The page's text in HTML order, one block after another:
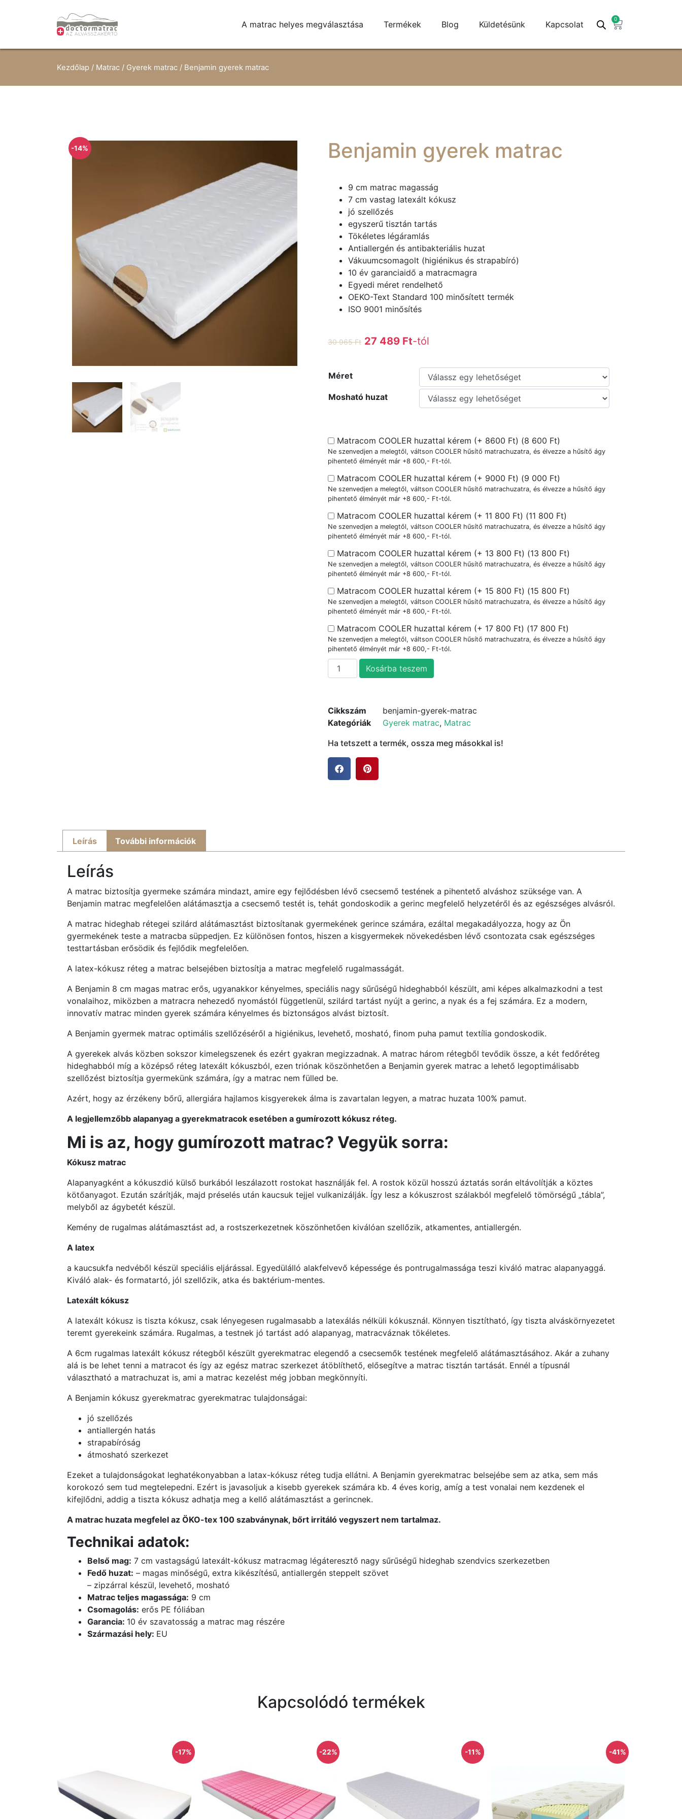
A matrac helyes megválasztása Termékek Blog Küldetésünk Kapcsolat
0
Kezdőlap / Matrac / Gyerek matrac / Benjamin gyerek matrac
-14% Benjamin gyerek matrac
9 cm matrac magasság
7 cm vastag latexált kókusz
jó szellőzés
egyszerű tisztán tartás
Tökéletes légáramlás
Antiallergén és antibakteriális huzat
Vákuumcsomagolt (higiénikus és strapabíró)
10 év garanciaidő a matracmagra
Egyedi méret rendelhető
OEKO-Text Standard 100 minősített termék
ISO 9001 minősítés
30 965Ft 27 489 Ft-tól
Méret
Mosható huzat
Matracom COOLER huzattal kérem (+ 8600 Ft) (8 600 Ft)
Ne szenvedjen a melegtől, váltson COOLER hűsítő matrachuzatra, és élvezze a hűsítő ágy
pihentető élményét már +8 600,- Ft-tól.
Matracom COOLER huzattal kérem (+ 9000 Ft) (9 000 Ft)
Ne szenvedjen a melegtől, váltson COOLER hűsítő matrachuzatra, és élvezze a hűsítő ágy
pihentető élményét már +8 600,- Ft-tól.
Matracom COOLER huzattal kérem (+ 11 800 Ft) (11 800 Ft)
Ne szenvedjen a melegtől, váltson COOLER hűsítő matrachuzatra, és élvezze a hűsítő ágy
pihentető élményét már +8 600,- Ft-tól.
Matracom COOLER huzattal kérem (+ 13 800 Ft) (13 800 Ft)
Ne szenvedjen a melegtől, váltson COOLER hűsítő matrachuzatra, és élvezze a hűsítő ágy
pihentető élményét már +8 600,- Ft-tól.
Matracom COOLER huzattal kérem (+ 15 800 Ft) (15 800 Ft)
Ne szenvedjen a melegtől, váltson COOLER hűsítő matrachuzatra, és élvezze a hűsítő ágy
pihentető élményét már +8 600,- Ft-tól.
Matracom COOLER huzattal kérem (+ 17 800 Ft) (17 800 Ft)
Ne szenvedjen a melegtől, váltson COOLER hűsítő matrachuzatra, és élvezze a hűsítő ágy
pihentető élményét már +8 600,- Ft-tól.
Kosárba teszem
Cikkszám
benjamin-gyerek-matrac
Kategóriák
Gyerek matrac, Matrac
Ha tetszett a termék, ossza meg másokkal is!
Leírás További információk
Leírás
A matrac biztosítja gyermeke számára mindazt, amire egy fejlődésben lévő csecsemő testének a pihentető alváshoz szüksége van. A
Benjamin matrac megfelelően alátámasztja a csecsemő testét is, tehát gondoskodik a gerinc megfelelő helyzetéről és az egészséges alvásról.
A matrac hideghab rétegei szilárd alátámasztást biztosítanak gyermekének gerince számára, ezáltal megakadályozza, hogy az Ön
gyermekének teste a matracba süppedjen. Ez különösen fontos, hiszen a kisgyermekek növekedésben lévő csontozata csak egészséges
testtartásban erősödik és fejlődik megfelelően.
A latex-kókusz réteg a matrac belsejében biztosítja a matrac megfelelő rugalmasságát.
A Benjamin 8 cm magas matrac erős, ugyanakkor kényelmes, speciális nagy sűrűségű hideghabból készült, ami képes alkalmazkodni a test
vonalaihoz, miközben a matracra nehezedő nyomástól függetlenül, szilárd tartást nyújt a gerinc, a nyak és a fej számára. Ez a modern,
innovatív matrac minden gyerek számára kényelmes és biztonságos alvást biztosít.
A Benjamin gyermek matrac optimális szellőzéséről a higiénikus, levehető, mosható, finom puha pamut textília gondoskodik.
A gyerekek alvás közben sokszor kimelegszenek és ezért gyakran megizzadnak. A matrac három rétegből tevődik össze, a két fedőréteg
hideghabból míg a középső réteg latexált kókuszból, ezen triónak köszönhetően a Benjamin gyerek matrac a lehető legoptimálisabb
szellőzést biztosítja gyermekünk számára, így a matrac nem fülled be.
Azért, hogy az érzékeny bőrű, allergiára hajlamos kisgyerekek álma is zavartalan legyen, a matrac huzata 100% pamut.
A legjellemzőbb alapanyag a gyerekmatracok esetében a gumírozott kókusz réteg.
Mi is az, hogy gumírozott matrac? Vegyük sorra:
Kókusz matrac
Alapanyagként a kókuszdió külső burkából leszálazott rostokat használják fel. A rostok közül hosszú áztatás során eltávolítják a köztes
kötőanyagot. Ezután szárítják, majd préselés után kaucsuk tejjel vulkanizálják. Így lesz a kókuszrost szálakból megfelelő tömörségű „tábla”,
melyből az ágybetét készül.
Kemény de rugalmas alátámasztást ad, a rostszerkezetnek köszönhetően kiválóan szellőzik, atkamentes, antiallergén.
A latex
a kaucsukfa nedvéből készül speciális eljárással. Egyedülálló alakfelvevő képessége és pontrugalmassága teszi kiváló matrac alapanyaggá.
Kiváló alak- és formatartó, jól szellőzik, atka és baktérium-mentes.
Latexált kókusz
A latexált kókusz is tiszta kókusz, csak lényegesen rugalmasabb a latexálás nélküli kókusznál. Könnyen tisztítható, így tiszta alváskörnyezetet
teremt gyerekeink számára. Rugalmas, a testnek jó tartást adó alapanyag, matracváznak tökéletes.
A 6cm rugalmas latexált kókusz rétegből készült gyerekmatrac elegendő a csecsemők testének megfelelő alátámasztásához. Akár a zuhany
alá is be lehet tenni a matracot és így az egész matrac szerkezet átöblíthető, elősegítve a matrac tisztán tartását. Ennél a típusnál
választható a matrachuzat is, ami a matrac kezelést még jobban megkönnyíti.
A Benjamin kókusz gyerekmatrac gyerekmatrac tulajdonságai:
jó szellőzés
antiallergén hatás
strapabíróság
átmosható szerkezet
Ezeket a tulajdonságokat leghatékonyabban a latax-kókusz réteg tudja ellátni. A Benjamin gyerekmatrac belsejébe sem az atka, sem más
korokozó sem tud megtelepedni. Ezért is javasoljuk a kisebb gyerekek számára kb. 4 éves korig, amíg a test vonalai nem kezdenek el
kifejlődni, addig a tiszta kókusz adhatja meg a kellő alátámasztást a gerincnek.
A matrac huzata megfelel az ÖKO-tex 100 szabványnak, bőrt irritáló vegyszert nem tartalmaz.
Technikai adatok:
Belső mag: 7 cm vastagságú latexált-kókusz matracmag légáteresztő nagy sűrűségű hideghab szendvics szerkezetben
Fedő huzat: – magas minőségű, extra kikészítésű, antiallergén steppelt szövet
– zipzárral készül, levehető, mosható
Matrac teljes magassága: 9 cm
Csomagolás: erős PE fóliában
Garancia: 10 év szavatosság a matrac mag részére
Származási hely: EU
Kapcsolódó termékek
-17% -22% -11% -41%